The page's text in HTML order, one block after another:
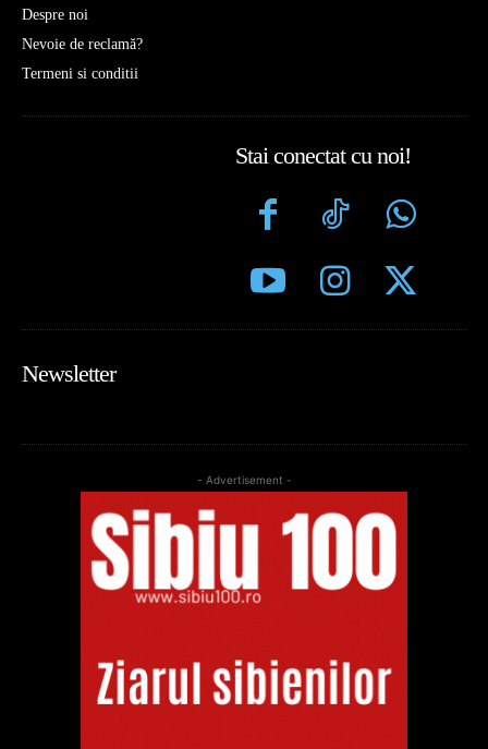
Despre noi
Nevoie de reclamă?
Termeni si conditii
Stai conectat cu noi!
Newsletter
- Advertisement -